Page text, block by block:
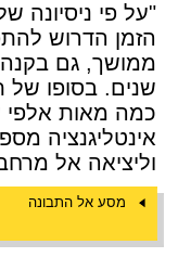
"על פי ניסיונה
הזמן הדרוש
שנים. בסופו של
כמה מאות
אינטליגנציה
וליציאה אל
מסע אל התבונה